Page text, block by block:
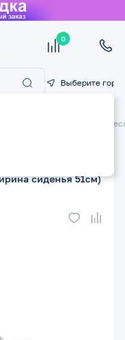
0
Выберите город
ТСР Инвалидные
сиденья 51см)